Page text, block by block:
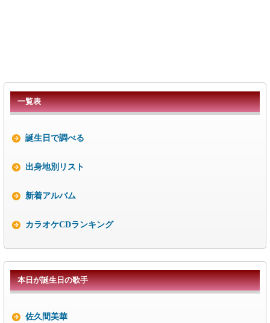
一覧表
誕生日で調べる
出身地別リスト
新着アルバム
カラオケCDランキング
本日が誕生日の歌手
佐久間美華